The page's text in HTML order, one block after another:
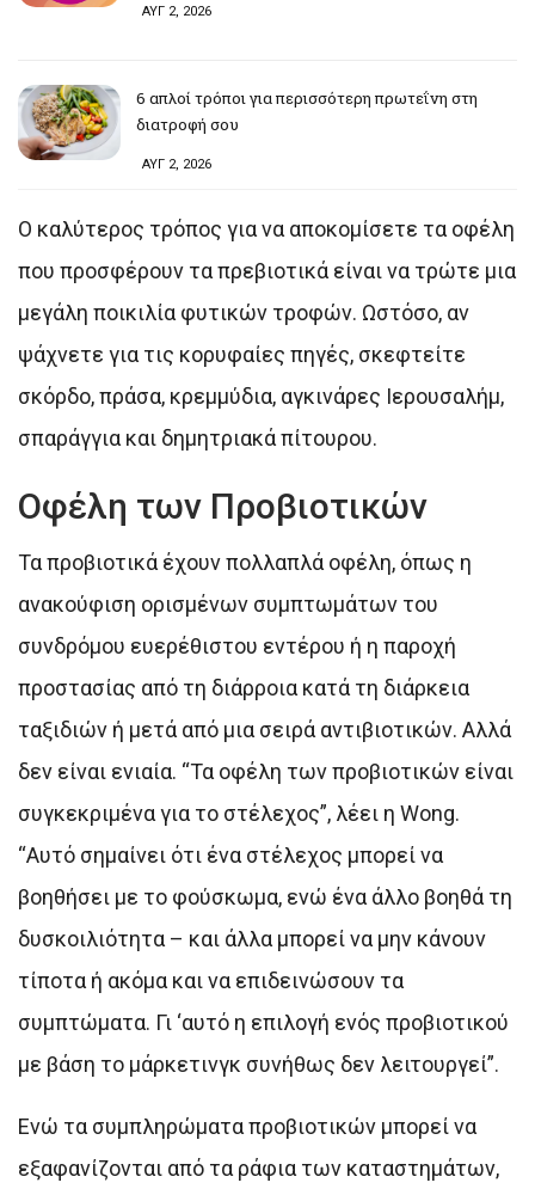
ΑΥΓ 2, 2026
6 απλοί τρόποι για περισσότερη πρωτεΐνη στη
διατροφή σου
ΑΥΓ 2, 2026
Ο καλύτερος τρόπος για να αποκομίσετε τα οφέλη
που προσφέρουν τα πρεβιοτικά είναι να τρώτε μια
μεγάλη ποικιλία φυτικών τροφών. Ωστόσο, αν
ψάχνετε για τις κορυφαίες πηγές, σκεφτείτε
σκόρδο, πράσα, κρεμμύδια, αγκινάρες Ιερουσαλήμ,
σπαράγγια και δημητριακά πίτουρου.
Οφέλη των Προβιοτικών
Τα προβιοτικά έχουν πολλαπλά οφέλη, όπως η
ανακούφιση ορισμένων συμπτωμάτων του
συνδρόμου ευερέθιστου εντέρου ή η παροχή
προστασίας από τη διάρροια κατά τη διάρκεια
ταξιδιών ή μετά από μια σειρά αντιβιοτικών. Αλλά
δεν είναι ενιαία. “Τα οφέλη των προβιοτικών είναι
συγκεκριμένα για το στέλεχος”, λέει η Wong.
“Αυτό σημαίνει ότι ένα στέλεχος μπορεί να
βοηθήσει με το φούσκωμα, ενώ ένα άλλο βοηθά τη
δυσκοιλιότητα – και άλλα μπορεί να μην κάνουν
τίποτα ή ακόμα και να επιδεινώσουν τα
συμπτώματα. Γι ‘αυτό η επιλογή ενός προβιοτικού
με βάση το μάρκετινγκ συνήθως δεν λειτουργεί”.
Ενώ τα συμπληρώματα προβιοτικών μπορεί να
εξαφανίζονται από τα ράφια των καταστημάτων,